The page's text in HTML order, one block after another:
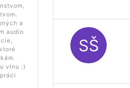
a
audio
vlnu :)